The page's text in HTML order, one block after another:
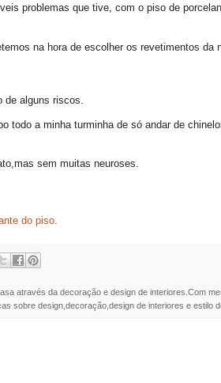
problemas que tive, com o piso de
na hora de escolher os revetimentos
alguns riscos.
todo a minha turminha de só andar de
sem muitas neuroses.
do piso.
através da decoração e design de interiores.Com
sobre design,decoração,design de interiores e